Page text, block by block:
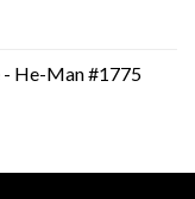
- He-Man #1775